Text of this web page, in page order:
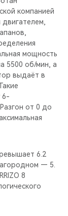
компанией
мощность
5500 об/мин, а
выдаёт в
6-
от 0 до
6.2
— 5.
8